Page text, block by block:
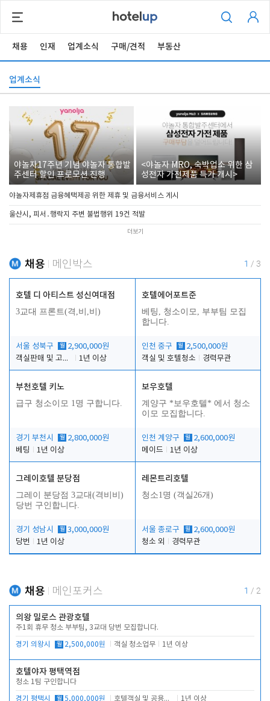
채용 인재 업계소식 구매/견적 부동산
업계소식
야놀자17주년 기념 야놀자 통합발
주센터 할인 프로모션 진행
<야놀자 MRO, 숙박업소 위한 삼
성전자 가전제품 특가 개시>
야놀자제휴점 금융혜택제공 위한 제휴 및 금융서비스 게시
울산시, 피서․행락지 주변 불법행위 19건 적발
더보기
채용 메인박스 1 / 3
호텔 디 아티스트 성신여대점
3교대 프론트(격,비,비)
서울 성북구 월 2,900,000원
객실판매 및 고객응대
1년 이상
호텔에어포트준
베팅, 청소이모, 부부팀 모집
합니다.
인천 중구 월 2,500,000원
객실 및 호텔청소
경력무관
부천호텔 키노
급구 청소이모 1명 구합니다.
경기 부천시 월 2,800,000원
베팅
1년 이상
보우호텔
계양구 *보우호텔* 에서 청소
이모 모집합니다.
인천 계양구 월 2,600,000원
메이드
1년 이상
그레이호텔 분당점
그레이 분당점 3교대(격비비)
당번 구인합니다.
경기 성남시 월 3,000,000원
당번
1년 이상
레몬트리호텔
청소1명 (객실26개)
서울 종로구 월 2,600,000원
청소 외
경력무관
채용 메인포커스 1 / 2
의왕 밀로스 관광호텔
주1회 휴무 청소 부부팀, 3교대 당번 모집합니다.
경기 의왕시 월 2,500,000원 객실 청소업무 1년 이상
호텔야자 평택역점
청소 1팀 구인합니다
경기 평택시 월 5,000,000원 호텔객실 및 공용시설 청소 관리 1년 이상